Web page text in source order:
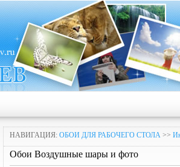
НАВИГАЦИЯ: ОБОИ ДЛЯ РАБОЧЕГО СТОЛА >>
Обои Воздушные шары и фото